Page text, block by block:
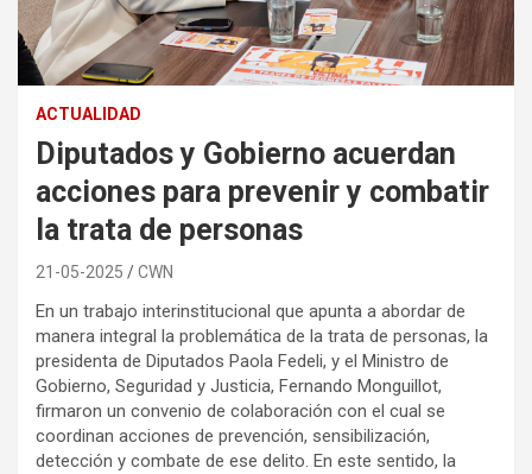
ACTUALIDAD
Diputados y Gobierno acuerdan
acciones para prevenir y combatir
la trata de personas
21-05-2025 CWN
En un trabajo interinstitucional que apunta a abordar de
manera integral la problemática de la trata de personas, la
presidenta de Diputados Paola Fedeli, y el Ministro de
Gobierno, Seguridad y Justicia, Fernando Monguillot,
firmaron un convenio de colaboración con el cual se
coordinan acciones de prevención, sensibilización,
detección y combate de ese delito. En este sentido, la